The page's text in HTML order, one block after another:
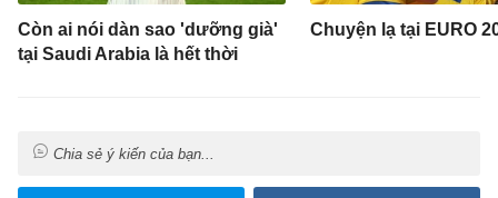
Còn ai nói dàn sao 'dưỡng già'
tại Saudi Arabia là hết thời
Chuyện lạ tại EURO
Chia sẻ ý kiến của bạn...